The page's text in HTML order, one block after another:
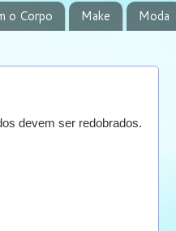
o Corpo Make Moda
devem ser redobrados.